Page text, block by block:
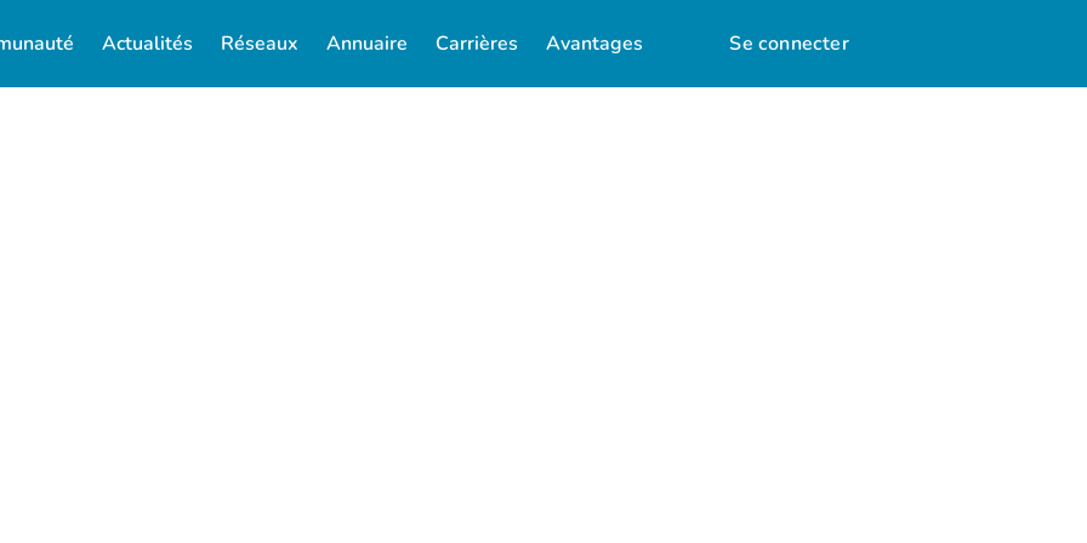
Actualités Réseaux Annuaire Carrières Avantages Se connecter